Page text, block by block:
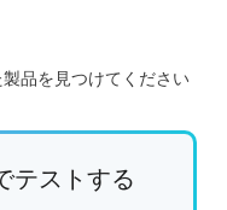
プリケーション向
にします。 プリイ
ータ回路により、
ストと評価が迅速化
ナリオに対応し、
品を見つけてください
テストする